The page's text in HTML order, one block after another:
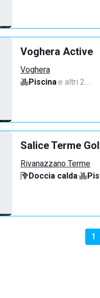
Voghera Active
Voghera
Piscina·e altri 2…
Salice Terme
Rivanazzano Terme
Doccia calda·
1